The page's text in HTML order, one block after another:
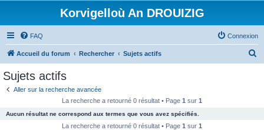
Korvigelloù An DROUIZIG
FAQ Connexion
Accueil du forum Rechercher Sujets actifs
Sujets actifs
Aller sur la recherche avancée
La recherche a retourné 0 résultat • Page 1 sur 1
Aucun résultat ne correspond aux termes que vous avez spécifiés.
La recherche a retourné 0 résultat • Page 1 sur 1